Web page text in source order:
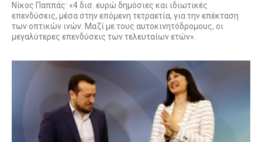
Νίκος Παππάς: «4 δισ. ευρώ δημόσιες και ιδιωτικές
επενδύσεις, μέσα στην επόμενη τετραετία, για την επέκταση
των οπτικών ινών. Μαζί με τους αυτοκινητόδρομους, οι
μεγαλύτερες επενδύσεις των τελευταίων ετών».